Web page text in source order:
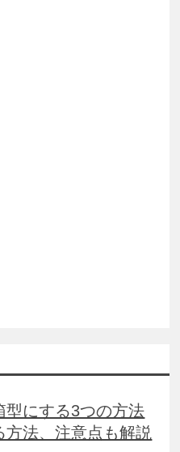
型にする3つの方法
方法、注意点も解説